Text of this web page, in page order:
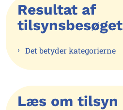
Resultat af
tilsynsbesøget
Det betyder kategorierne
Læs om tilsyn